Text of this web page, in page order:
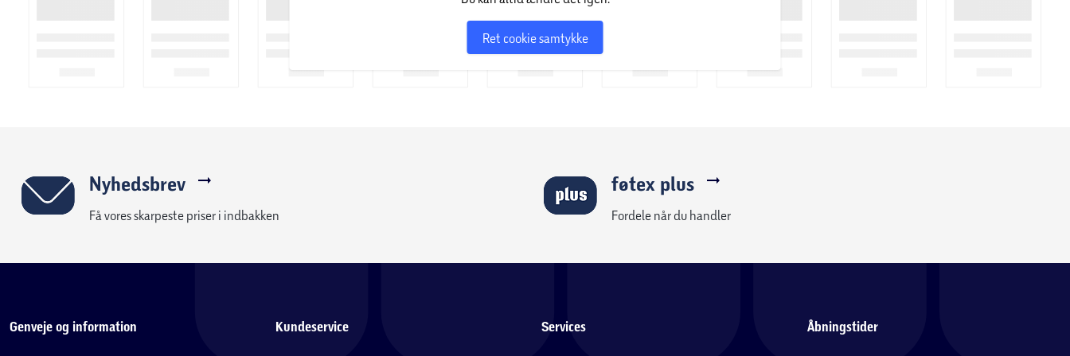
Ret cookie samtykke
Nyhedsbrev
Få vores skarpeste priser i indbakken
føtex plus
Fordele når du handler
Genveje og information Kundeservice Services Åbningstider